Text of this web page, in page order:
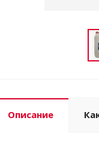
Описание